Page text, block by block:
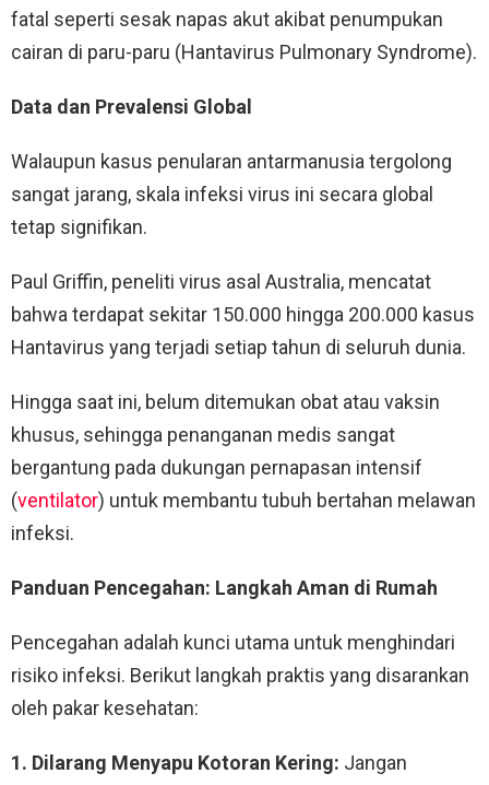
fatal seperti sesak napas akut akibat penumpukan
cairan di paru-paru (Hantavirus Pulmonary Syndrome).
Data dan Prevalensi Global
Walaupun kasus penularan antarmanusia tergolong
sangat jarang, skala infeksi virus ini secara global
tetap signifikan.
Paul Griffin, peneliti virus asal Australia, mencatat
bahwa terdapat sekitar 150.000 hingga 200.000 kasus
Hantavirus yang terjadi setiap tahun di seluruh dunia.
Hingga saat ini, belum ditemukan obat atau vaksin
khusus, sehingga penanganan medis sangat
bergantung pada dukungan pernapasan intensif
(ventilator) untuk membantu tubuh bertahan melawan
infeksi.
Panduan Pencegahan: Langkah Aman di Rumah
Pencegahan adalah kunci utama untuk menghindari
risiko infeksi. Berikut langkah praktis yang disarankan
oleh pakar kesehatan:
1. Dilarang Menyapu Kotoran Kering: Jangan